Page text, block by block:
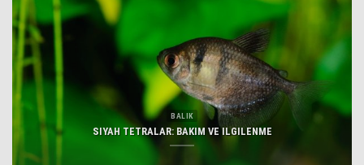
BALIK
SIYAH TETRALAR: BAKIM VE ILGILENME